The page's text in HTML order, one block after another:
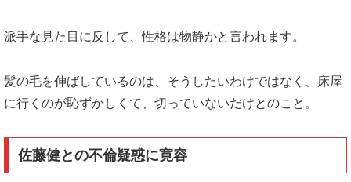
派手な見た目に反して、性格は物静かと言われます。
髪の毛を伸ばしているのは、そうしたいわけではなく、床屋
に行くのが恥ずかしくて、切っていないだけとのこと。
佐藤健との不倫疑惑に寛容